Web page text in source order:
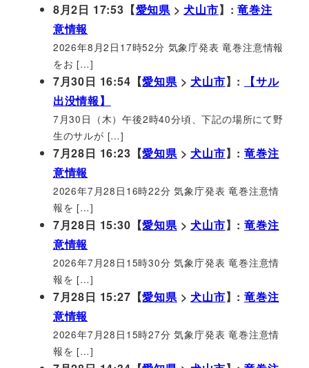
8月2日 17:53【愛知県 > 犬山市】:竜巻注
意情報
2026年8月2日17時52分 気象庁発表 竜巻注意情報
をお […]
7月30日 16:54【愛知県 > 犬山市】:
【サル
出没情報】
7月30日（木）午後2時40分頃、下記の場所にて野
生のサルが […]
7月28日 16:23【愛知県 > 犬山市】:竜巻注
意情報
2026年7月28日16時22分 気象庁発表 竜巻注意情
報を […]
7月28日 15:30【愛知県 > 犬山市】:竜巻注
意情報
2026年7月28日15時30分 気象庁発表 竜巻注意情
報を […]
7月28日 15:27【愛知県 > 犬山市】:竜巻注
意情報
2026年7月28日15時27分 気象庁発表 竜巻注意情
報を […]